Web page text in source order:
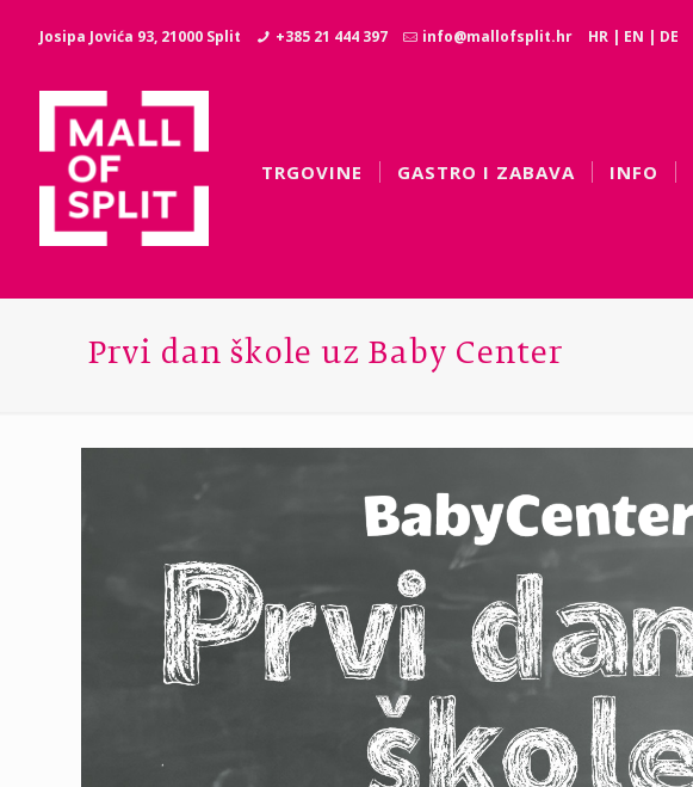
Josipa Jovića 93, 21000 Split +385 21 444 397 info@mallofsplit.hr HR | EN | DE
TRGOVINE GASTRO I ZABAVA INFO
Prvi dan škole uz Baby Center